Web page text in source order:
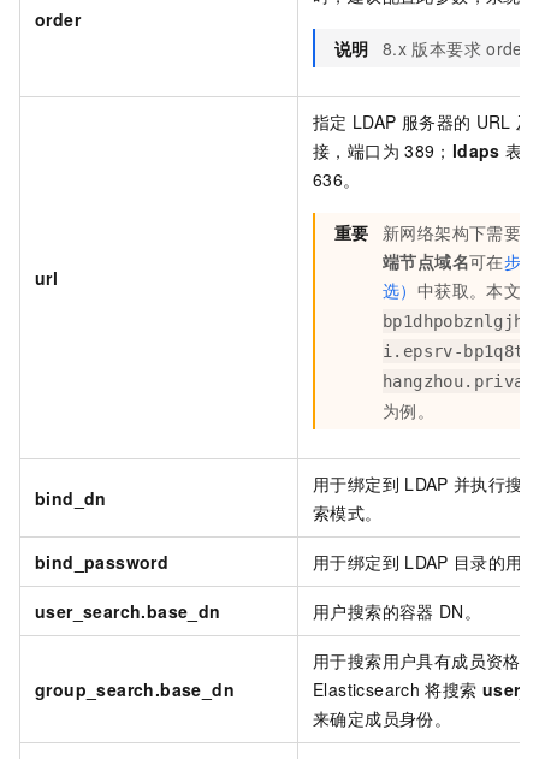
order
说明 8.x 版本要求 order
url
指定 LDAP 服务器的 URL 及
接，端口为 389； ldaps 表
636。
重要
新网络架构下需要
端节点域名可在步
选） 中获取。本文以
i.epsrv-
为例。
bind_dn
用于绑定到 LDAP 并执行搜
索模式。
bind_password 用于绑定到 LDAP 目录的用
user_search.base_dn 用户搜索的容器 DN。
group_search.base_dn
用于搜索用户具有成员资格
Elasticsearch 将搜索
来确定成员身份。